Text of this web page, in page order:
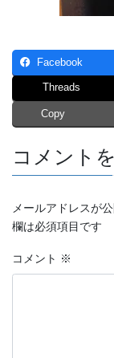
Facebook
Threads
Copy
コメント
メールアドレスが
欄は必須項目です
コメント ※